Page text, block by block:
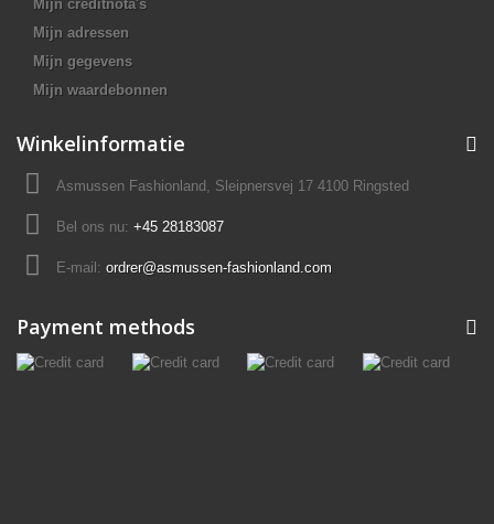
Mijn creditnota's
Mijn adressen
Mijn gegevens
Mijn waardebonnen
Winkelinformatie
Asmussen Fashionland, Sleipnersvej 17 4100 Ringsted
Bel ons nu: +45 28183087
E-mail: ordrer@asmussen-fashionland.com
Payment methods